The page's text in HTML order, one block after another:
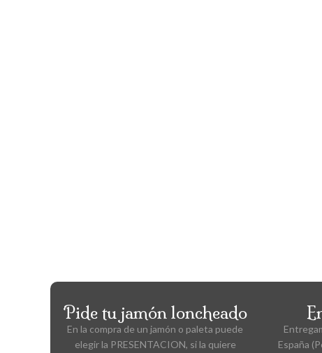
Pide tu jamón loncheado
En la compra de un jamón o paleta puede
elegir la PRESENTACION, si la quiere
España